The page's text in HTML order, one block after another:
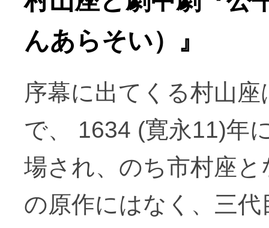
んあらそい）』
序幕に出てくる村山
で、 1634 (寛永11)年
場され、のち市村座
の原作にはなく、三